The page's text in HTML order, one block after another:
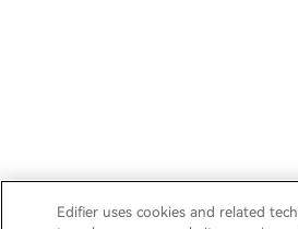
Edifier uses cookies and related